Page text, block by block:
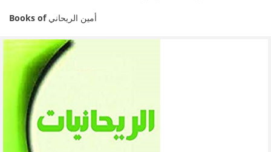
Books of أمين الريحاني